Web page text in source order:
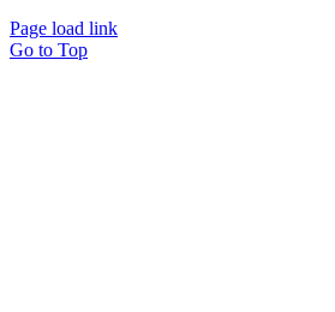
Page load link
Go to Top